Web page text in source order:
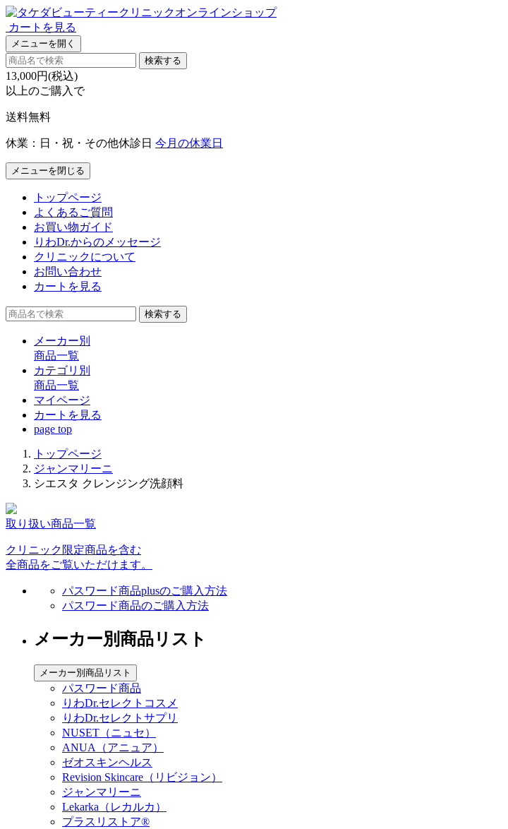
カートを見る
メニューを開く
検索する
13,000円(税込)
以上のご購入で
送料無料
休業：日・祝・その他休診日 今月の休業日
メニューを閉じる
トップページ
よくあるご質問
お買い物ガイド
りわDr.からのメッセージ
クリニックについて
お問い合わせ
カートを見る
検索する
メーカー別
商品一覧
カテゴリ別
商品一覧
マイページ
カート を見る
page top
トップページ
ジャンマリーニ
シエスタ クレンジング洗顔料
取り扱い商品一覧
クリニック限定商品を含む
全商品をご覧いただけます。
パスワード商品plusのご購入方法
パスワード商品のご購入方法
メーカー別商品リスト
メーカー別商品リスト
パスワード商品
りわDr.セレクトコスメ
りわDr.セレクトサプリ
NUSET（ニュセ）
ANUA（アニュア）
ゼオスキンヘルス
Revision Skincare（リビジョン）
ジャンマリーニ
Lekarka（レカルカ）
プラスリストア®︎